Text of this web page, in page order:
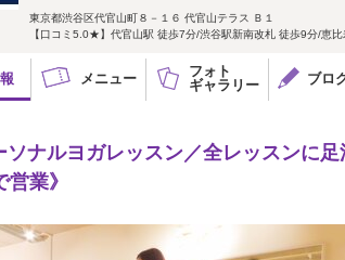
東京都渋谷区代官山町８－１６ 代官山テラス Ｂ１
【口コミ5.0★】代官山駅 徒歩7分/渋谷駅新南改札 徒歩9分/恵
メニュー
フォト
ギャラリー
ブロ
ソナルヨガレッスン／全レッスンに
営業》